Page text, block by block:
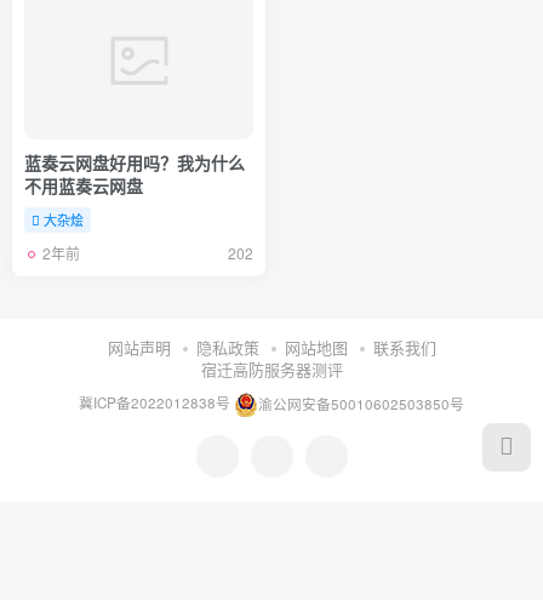
蓝奏云网盘好用吗？我为什么
不用蓝奏云网盘
大杂烩
2年前 202
网站声明 隐私政策 网站地图
联系我们
宿迁高防服务器测评
冀ICP备2022012838号 渝公网安备50010602503850号